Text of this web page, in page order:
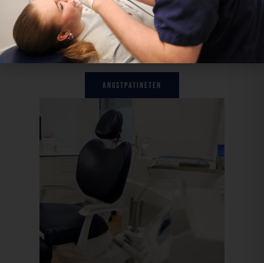
Verständnis und Fürsorge zur Seite. Ihre
Zufriedenheit und Entspannung sind unser
Ziel. Vertrauen Sie uns – wir kümmern uns
um Sie.
Angstpatineten